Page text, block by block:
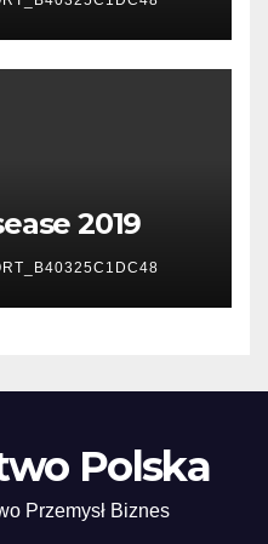
2019
Polska
Przemysł Biznes